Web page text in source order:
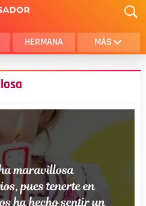
HERMANA MÁS
AMOR
HIJO
ESPOSO
HOMBRE